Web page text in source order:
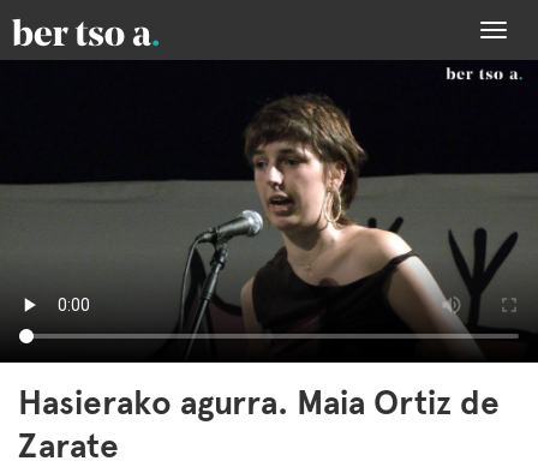
Hasierako agurra. Maia Ortiz de
Zarate